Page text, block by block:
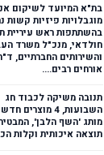
בת"א המיועד לשיקום
מוגבלויות פיזיות קשות
בהשתתפות ראש עיריית
חולדאי, מנכ"ל משרד
והשירותים החברתיים,
אורחים רבים....
תנובה משיקה לכבוד חג
השבועות, 4
מותג 'השף הלבן',
תוצאה איכותית וקלות